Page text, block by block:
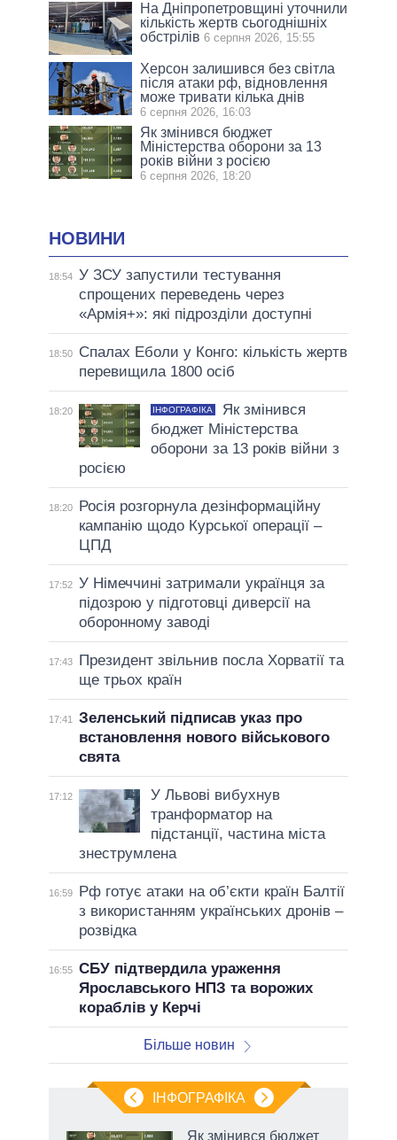
На Дніпропетровщині уточнили
кількість жертв сьогоднішніх
обстрілів 6 серпня 2026, 15:55
Херсон залишився без світла
після атаки рф, відновлення
може тривати кілька днів
6 серпня 2026, 16:03
Як змінився бюджет
Міністерства оборони за 13
років війни з росією
6 серпня 2026, 18:20
НОВИНИ
18:54 У ЗСУ запустили тестування
спрощених переведень через
«Армія+»: які підрозділи доступні
18:50
Спалах Еболи у Конго: кількість жертв
перевищила 1800 осіб
18:20 ІНФОГРАФІКА
Як змінився
бюджет Міністерства
оборони за 13 років війни з
росією
18:20
Росія розгорнула дезінформаційну
кампанію щодо Курської операції –
ЦПД
17:52 У Німеччині затримали українця за
підозрою у підготовці диверсії на
оборонному заводі
17:43
Президент звільнив посла Хорватії та
ще трьох країн
17:41
Зеленський підписав указ про
встановлення нового військового
свята
17:12
У Львові вибухнув
транформатор на
підстанції, частина міста
знеструмлена
16:59
Рф готує атаки на об’єкти країн Балтії
з використанням українських дронів –
розвідка
16:55 СБУ підтвердила ураження
Ярославського НПЗ та ворожих
кораблів у Керчі
Більше новин
ІНФОГРАФІКА
Як змінився бюджет